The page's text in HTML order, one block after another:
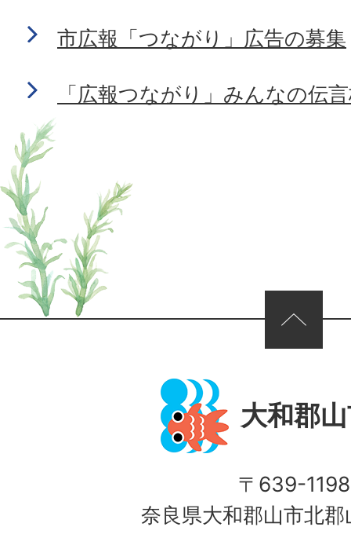
市広報「つながり」広告の募集
「広報つながり」みんなの伝
ページの先頭へ
大和郡
〒639-1198
奈良県大和郡山市北